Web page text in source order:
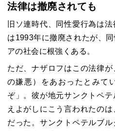
法律は撤廃されても
旧ソ連時代、同性愛行為は
は1993年に撤廃されたが、
アの社会に根強くある。
ただ、ナザロフはこの法律
の嫌悪）をあおったとみて
ぞ」。彼が地元サンクトペ
えよがしにこう言われたの
だった。サンクトペテルブ